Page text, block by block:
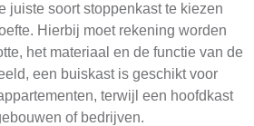
juiste soort stoppenkast te kiezen
Hierbij moet rekening worden
het materiaal en de functie van de
een buiskast is geschikt voor
terwijl een hoofdkast
of bedrijven.